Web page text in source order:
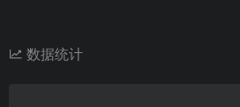
数据统计